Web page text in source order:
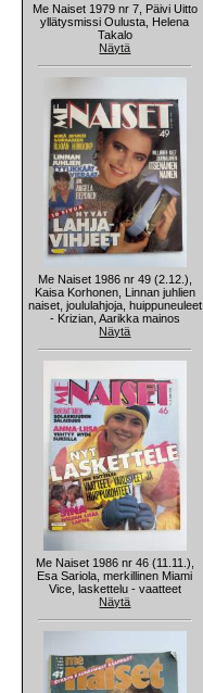
Me Naiset 1979 nr 7, Päivi Uitto
yllätysmissi Oulusta, Helena
Takalo
Näytä
Me Naiset 1986 nr 49 (2.12.),
Kaisa Korhonen, Linnan juhlien
naiset, joululahjoja, huippuneuleet
- Krizian, Aarikka mainos
Näytä
Me Naiset 1986 nr 46 (11.11.),
Esa Sariola, merkillinen Miami
Vice, laskettelu - vaatteet
Näytä